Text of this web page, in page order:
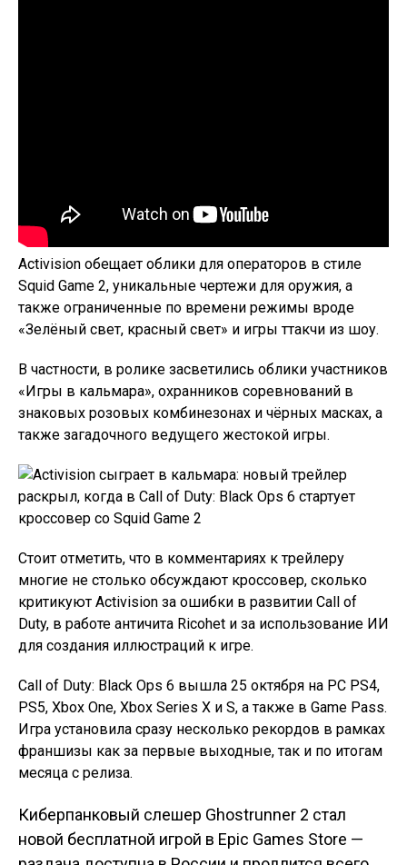
Activision обещает облики для операторов в стиле
Squid Game 2, уникальные чертежи для оружия, а
также ограниченные по времени режимы вроде
«Зелёный свет, красный свет» и игры ттакчи из шоу.
В частности, в ролике засветились облики участников
«Игры в кальмара», охранников соревнований в
знаковых розовых комбинезонах и чёрных масках, а
также загадочного ведущего жестокой игры.
Стоит отметить, что в комментариях к трейлеру
многие не столько обсуждают кроссовер, сколько
критикуют Activision за ошибки в развитии Call of
Duty, в работе античита Ricohet и за использование ИИ
для создания иллюстраций к игре.
Call of Duty: Black Ops 6 вышла 25 октября на PC PS4,
PS5, Xbox One, Xbox Series X и S, а также в Game Pass.
Игра установила сразу несколько рекордов в рамках
франшизы как за первые выходные, так и по итогам
месяца с релиза.
Навигация по
Киберпанковый слешер Ghostrunner 2 стал
новой бесплатной игрой в Epic Games Store —